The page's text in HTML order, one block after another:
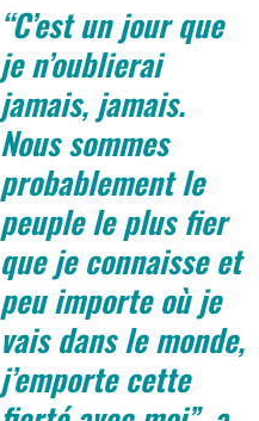
“C’est un jour que
je n’oublierai
jamais, jamais.
Nous sommes
probablement le
peuple le plus fier
que je connaisse et
peu importe où je
vais dans le monde,
j’emporte cette